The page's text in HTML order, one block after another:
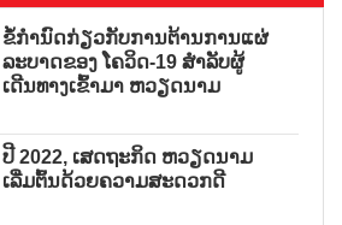
ຂໍ້ກຳນົດກ່ຽວກັບການຕ້ານການແຜ່
ລະບາດຂອງ ໂຄວິດ-19 ສຳລັບຜູ້
ເດີນທາງເຂົ້າມາ ຫວຽດນາມ
ປີ 2022, ເສດຖະກິດ ຫວຽດນາມ
ເລີ່ມຕົ້ນດ້ວຍຄວາມສະດວກດີ